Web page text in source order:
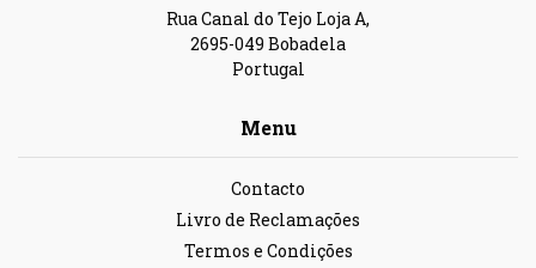
Rua Canal do Tejo Loja A,
2695-049 Bobadela
Portugal
Menu
Contacto
Livro de Reclamações
Termos e Condições